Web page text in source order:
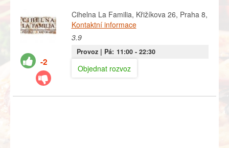
-2
Cihelna La Familia, Křižíkova 26, Praha 8,
Kontaktní informace
3.9
Provoz | Pá: 11:00- 22:30
Objednat rozvoz